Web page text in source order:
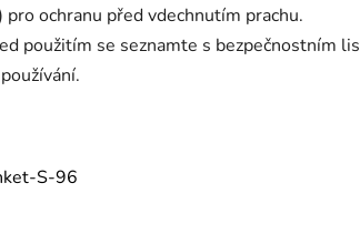
ochranu před vdechnutím prachu.
použitím se seznamte s bezpečnostním
S-96